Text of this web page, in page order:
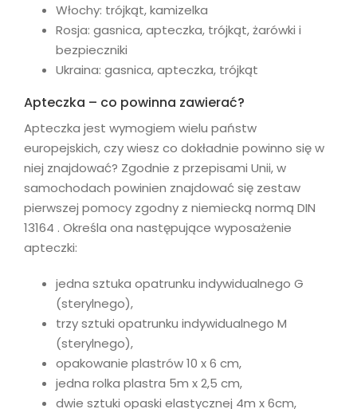
Włochy: trójkąt, kamizelka
Rosja: gasnica, apteczka, trójkąt, żarówki i
bezpieczniki
Ukraina: gasnica, apteczka, trójkąt
Apteczka – co powinna zawierać?
Apteczka jest wymogiem wielu państw
europejskich, czy wiesz co dokładnie powinno się w
niej znajdować? Zgodnie z przepisami Unii, w
samochodach powinien znajdować się zestaw
pierwszej pomocy zgodny z niemiecką normą DIN
13164 . Określa ona następujące wyposażenie
apteczki:
jedna sztuka opatrunku indywidualnego G
(sterylnego),
trzy sztuki opatrunku indywidualnego M
(sterylnego),
opakowanie plastrów 10 x 6 cm,
jedna rolka plastra 5m x 2,5 cm,
dwie sztuki opaski elastycznej 4m x 6cm,